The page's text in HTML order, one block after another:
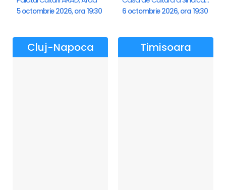
5 octombrie 2026, ora 19:30 6 octombrie 2026, ora 19:30
Cluj-Napoca Timisoara